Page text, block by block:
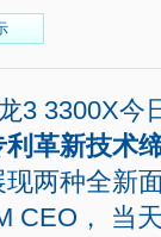
3 3300X今
革新技术
两种全新
CEO， 当